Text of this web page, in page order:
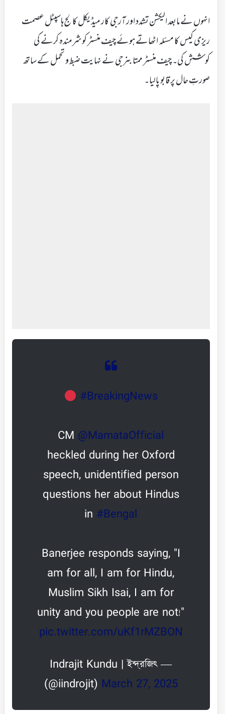
انہوں نے مابعد الیکشن تشدد اور آرجی کار میڈیکل کالج ہاسپٹل عصمت
ریزی کیس کا مسئلہ اٹھاتے ہوئے چیف منسٹر کو شرمندہ کرنے کی
کوشش کی۔ چیف منسٹر ممتا بنرجی نے نہایت ضبط و تحمل کے ساتھ
صورتِ حال پر قابو پالیا۔
#BreakingNews
CM @MamataOfficial
heckled during her Oxford
speech, unidentified person
questions her about Hindus
in #Bengal
Banerjee responds saying, "I
am for all, I am for Hindu,
Muslim Sikh Isai, I am for
unity and you people are not!"
pic.twitter.com/uKf1rMZBON
— Indrajit Kundu | ইন্দ্রজিৎ
(@iindrojit) March 27, 2025